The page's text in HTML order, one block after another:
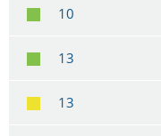
10
13
13